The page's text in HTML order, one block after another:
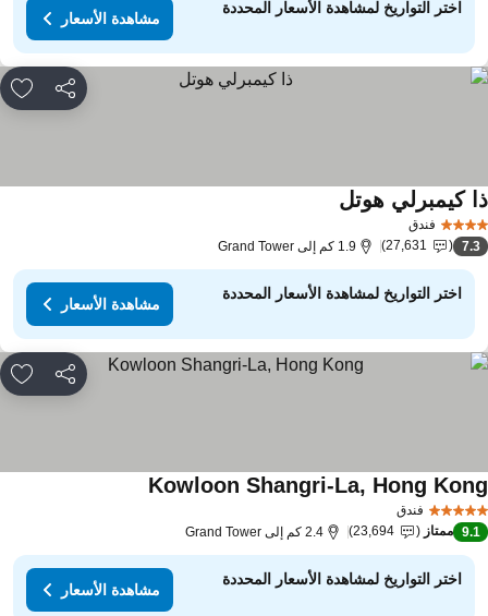
اختر التواريخ لمشاهدة الأسعار المحددة
مشاهدة الأسعار
مشاركة
فندق
كيمبرلي هوتل
7.3
27,631 1.9 كم إلى Grand Tower
اختر التواريخ لمشاهدة الأسعار المحددة
مشاهدة الأسعار
مشاركة
فندق
Kowloon Shangri-La, Hong
9.1 ممتاز 23,694 2.4 كم إلى Grand Tower
اختر التواريخ لمشاهدة الأسعار المحددة
مشاهدة الأسعار